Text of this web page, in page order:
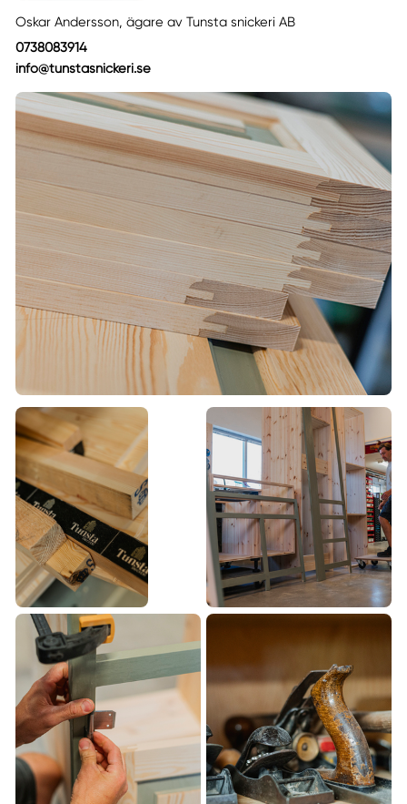
Oskar Andersson, ägare av Tunsta snickeri AB
0738083914
info@tunstasnickeri.se